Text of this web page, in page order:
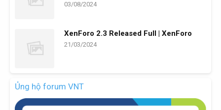
03/08/2024
XenForo 2.3 Released Full | XenForo
21/03/2024
Ủng hộ forum VNT